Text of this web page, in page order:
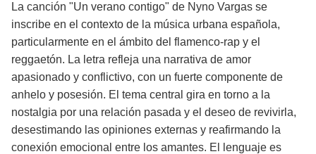
La canción "Un verano contigo" de Nyno Vargas se
inscribe en el contexto de la música urbana española,
particularmente en el ámbito del flamenco-rap y el
reggaetón. La letra refleja una narrativa de amor
apasionado y conflictivo, con un fuerte componente de
anhelo y posesión. El tema central gira en torno a la
nostalgia por una relación pasada y el deseo de revivirla,
desestimando las opiniones externas y reafirmando la
conexión emocional entre los amantes. El lenguaje es